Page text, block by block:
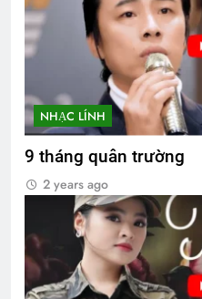
NHẠC LÍNH
9 tháng quân trường
2 years ago